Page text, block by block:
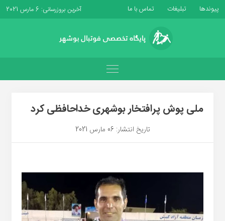
پیوندها تبلیغات تماس با ما آخرین بروزرسانی: 6 مارس 2021
ملی پوش پرافتخار بوشهری خداحافظی کرد
تاریخ انتشار: 06 مارس 2021